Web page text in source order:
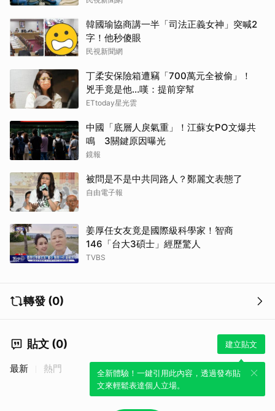
韓國瑜協商講一半「司法正義女神」突喊2
字！他秒傻眼
民視新聞網
丁柔安保險箱遭竊「700萬元全被偷」！
兇手竟是他...嘆：提前穿幫
ETtoday星光雲
中國「底層人戾氣重」！江蘇女PO文爆共
鳴 3關鍵原因曝光
鏡報
被問是不是中共同路人？鄭麗文表態了
自由電子報
姜厚任女友竟是國際級科學家！智商
146「台大3碩士」經歷驚人
TVBS
轉發 (0)
貼文 (0) 建立貼文
全新體驗！一鍵引用此內容，透過發布貼
文來輕鬆表達個人立場。
最新 熱門